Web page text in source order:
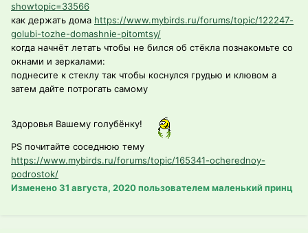
showtopic=33566
как держать дома https://www.mybirds.ru/forums/topic/122247-
golubi-tozhe-domashnie-pitomtsy/
когда начнёт летать чтобы не бился об стёкла познакомьте со
окнами и зеркалами:
поднесите к стеклу так чтобы коснулся грудью и клювом а
затем дайте потрогать самому
Здоровья Вашему голубёнку!
PS почитайте соседнюю тему
https://www.mybirds.ru/forums/topic/165341-ocherednoy-
podrostok/
Изменено31 августа, 2020пользователем маленький принц